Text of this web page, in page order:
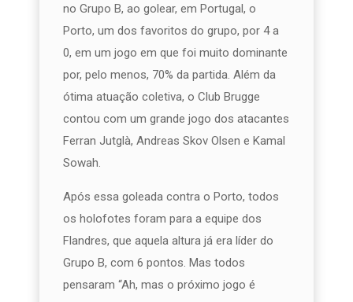
no Grupo B, ao golear, em Portugal, o
Porto, um dos favoritos do grupo, por 4 a
0, em um jogo em que foi muito dominante
por, pelo menos, 70% da partida. Além da
ótima atuação coletiva, o Club Brugge
contou com um grande jogo dos atacantes
Ferran Jutglà, Andreas Skov Olsen e Kamal
Sowah.
Após essa goleada contra o Porto, todos
os holofotes foram para a equipe dos
Flandres, que aquela altura já era líder do
Grupo B, com 6 pontos. Mas todos
pensaram “Ah, mas o próximo jogo é